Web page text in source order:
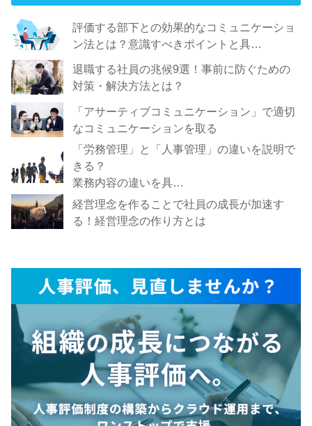
評価する部下との効果的なコミュニケーショ
ン法とは？意識すべきポイントと具…
退職する社員の兆候9選！事前に防ぐための
対策・解決方法とは？
「アサーティブコミュニケーション」で適切
なコミュニケーションを取る
「労務管理」と「人事管理」の違いを説明で
きる？
業務内容の違いを具…
経営理念を作ることで社員の成長が加速す
る！経営理念の作り方とは